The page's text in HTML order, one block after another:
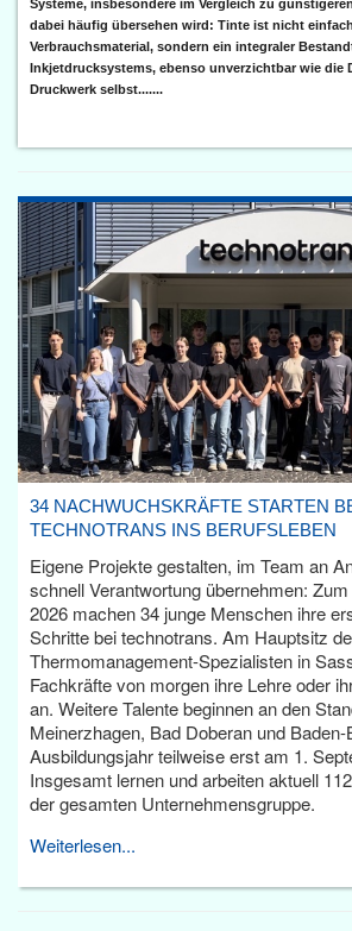
Systeme, insbesondere im Vergleich zu
dabei häufig übersehen wird: Tinte ist nicht
Verbrauchsmaterial, sondern ein integraler
Inkjetdrucksystems, ebenso unverzichtbar wie die
Druckwerk selbst.......
34 NACHWUCHSKRÄFTE STARTEN
TECHNOTRANS INS BERUFSLEBEN
Eigene Projekte gestalten, im Team an
schnell Verantwortung übernehmen:
2026 machen 34 junge Menschen ihre
Schritte bei technotrans. Am Hauptsitz
Thermomanagement-Spezialisten in
Fachkräfte von morgen ihre Lehre oder
an. Weitere Talente beginnen an den
Meinerzhagen, Bad Doberan und
Ausbildungsjahr teilweise erst am 1.
Insgesamt lernen und arbeiten aktuell
der gesamten Unternehmensgruppe.
Weiterlesen...